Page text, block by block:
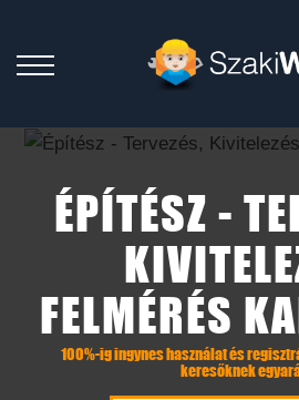
ÉPÍTÉSZ -
FELMÉRÉS
100%-ig ingynes használat és
keresőknek